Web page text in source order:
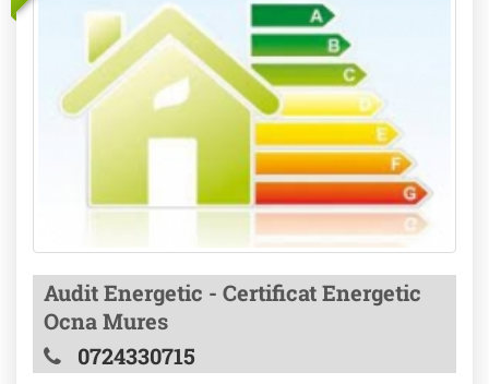
Audit Energetic - Certificat Energetic
Ocna Mures
0724330715